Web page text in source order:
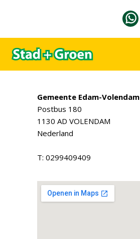
Gemeente Edam-Volendam
Postbus 180
1130 AD VOLENDAM
Nederland
T: 0299409409